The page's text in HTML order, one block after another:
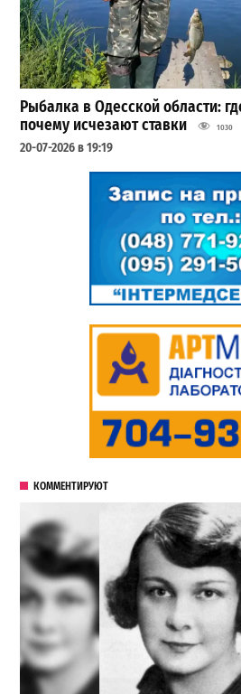
Рыбалка в Одесской области:
почему исчезают ставки
1030
20-07-2026 в 19:19
КОММЕНТИРУЮТ